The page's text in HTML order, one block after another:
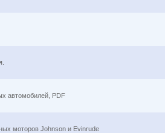
автомобилей, PDF
моторов Johnson и Evinrude